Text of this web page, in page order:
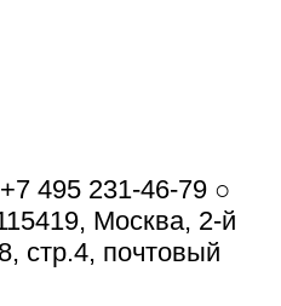
495 231-46-79 ○
Москва, 2-й
стр.4, почтовый